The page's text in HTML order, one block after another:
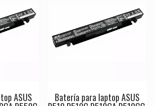
ASUS Batería para laptop ASUS